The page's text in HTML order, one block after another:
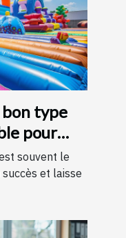
type
pour
souvent le
et laisse